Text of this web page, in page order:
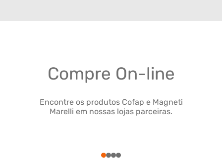
Compre On-line
Encontre os produtos Cofap e Magneti
Marelli em nossas lojas parceiras.
1234